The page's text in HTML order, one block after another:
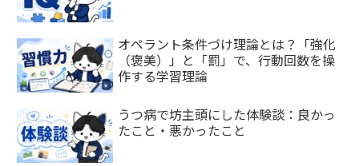
オペラント条件づけ理論とは？「強化
（褒美）」と「罰」で、行動回数を操
作する学習理論
うつ病で坊主頭にした体験談：良かっ
たこと・悪かったこと